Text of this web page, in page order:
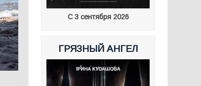
С 3 сентября 2026
ГРЯЗНЫЙ АНГЕЛ